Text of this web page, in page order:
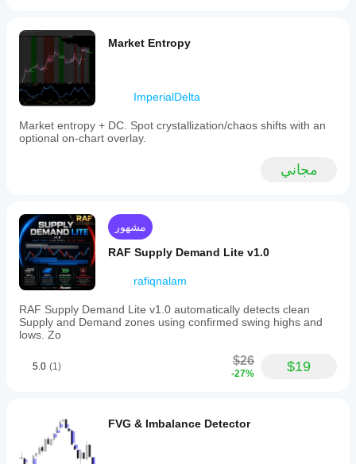
Market Entropy
ImperialDelta
Market entropy + DC. Spot crystallization/chaos shifts with an
optional on-chart overlay.
مجاني
مشهور
RAF Supply Demand Lite v1.0
rafiqnalam
RAF Supply Demand Lite v1.0 automatically detects clean
Supply and Demand zones using confirmed swing highs and
lows. Zo
5.0 (1) $26
-27% $19
FVG & Imbalance Detector